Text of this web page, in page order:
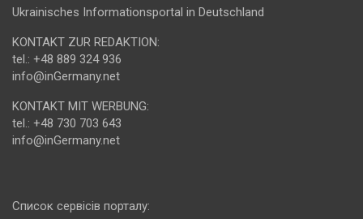
Ukrainisches Informationsportal in Deutschland
KONTAKT ZUR REDAKTION:
tel.: +48 889 324 936
info@inGermany.net
KONTAKT MIT WERBUNG:
tel.: +48 730 703 643
info@inGermany.net
Cписок сервісів порталу: